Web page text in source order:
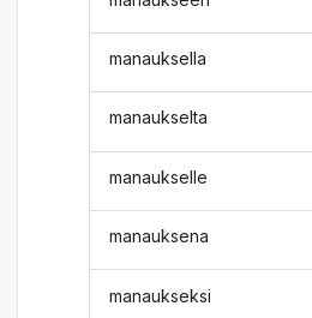
manauksella
manaukselta
manaukselle
manauksena
manaukseksi